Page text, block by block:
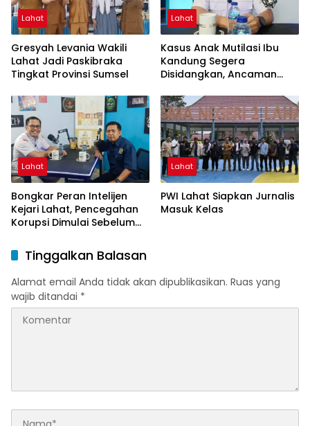
Lahat
Gresyah Levania Wakili
Lahat Jadi Paskibraka
Tingkat Provinsi Sumsel
Lahat
Kasus Anak Mutilasi Ibu
Kandung Segera
Disidangkan, Ancaman
Lahat
Bongkar Peran Intelijen
Kejari Lahat, Pencegahan
Korupsi Dimulai Sebelum
Lahat
PWI Lahat Siapkan Jurnalis
Masuk Kelas
Tinggalkan Balasan
Alamat email Anda tidak akan dipublikasikan. Ruas yang
wajib ditandai *